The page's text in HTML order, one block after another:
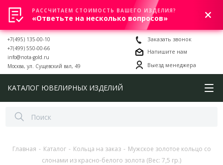
0
+7(495) 135-00-10
+7(499) 550-00-66
info@nota-gold.ru
Москва, ул. Сущевский вал, 49
Заказать звонок
Напишите нам
Выезд менеджера
КАТАЛОГ ЮВЕЛИРНЫХ ИЗДЕЛИЙ
Главная - Каталог - Кольца на заказ - Мужское золотое кольцо со
слонами из красно-белого золота (Вес: 7,5 гр.)
РАССЧИТАЕМ СТОИМОСТЬ ВАШЕГО ИЗДЕЛИЯ?
«Ответьте на несколько вопросов»